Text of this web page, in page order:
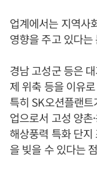
업계에서는 지역사
영향을 주고 있다
경남 고성군 등은
제 위축 등을 이유
특히 SK오션플랜
업으로서 고성 양촌
해상풍력 특화 단지
을 빚을 수 있다는